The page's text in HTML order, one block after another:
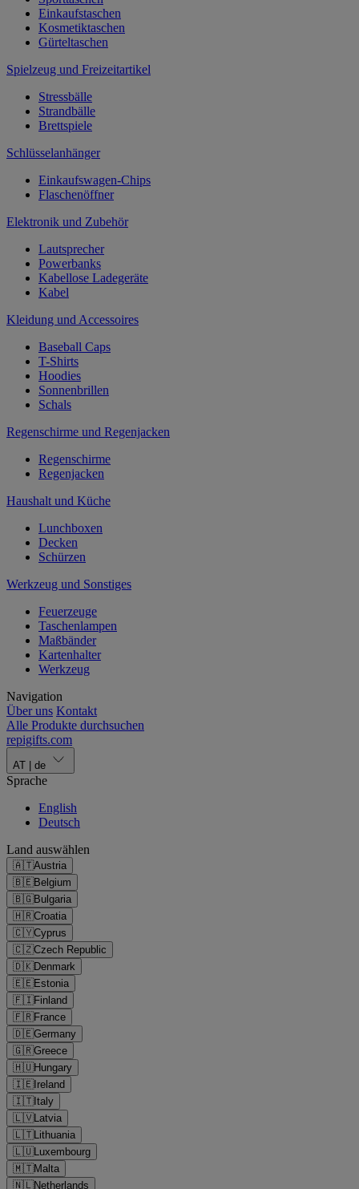
Einkaufstaschen
Kosmetiktaschen
Gürteltaschen
Spielzeug und Freizeitartikel
Stressbälle
Strandbälle
Brettspiele
Schlüsselanhänger
Einkaufswagen-Chips
Flaschenöffner
Elektronik und Zubehör
Lautsprecher
Powerbanks
Kabellose Ladegeräte
Kabel
Kleidung und Accessoires
Baseball Caps
T-Shirts
Hoodies
Sonnenbrillen
Schals
Regenschirme und Regenjacken
Regenschirme
Regenjacken
Haushalt und Küche
Lunchboxen
Decken
Schürzen
Werkzeug und Sonstiges
Feuerzeuge
Taschenlampen
Maßbänder
Kartenhalter
Werkzeug
Navigation
Über uns Kontakt
Alle Produkte durchsuchen
repigifts.com
AT de
Sprache
English
Deutsch
Land auswählen
🇦🇹Austria
🇧🇪Belgium
🇧🇬Bulgaria
🇭🇷Croatia
🇨🇾Cyprus
🇨🇿Czech Republic
🇩🇰Denmark
🇪🇪Estonia
🇫🇮Finland
🇫🇷France
🇩🇪Germany
🇬🇷Greece
🇭🇺Hungary
🇮🇪Ireland
🇮🇹Italy
🇱🇻Latvia
🇱🇹Lithuania
🇱🇺Luxembourg
🇲🇹Malta
🇳🇱Netherlands